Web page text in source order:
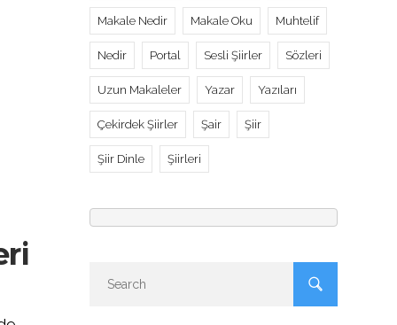
Makale Nedir Makale Oku Muhtelif
Nedir Portal Sesli Şiirler Sözleri
Uzun Makaleler Yazar Yazıları
Çekirdek Şiirler Şair Şiir
Şiir Dinle Şiirleri